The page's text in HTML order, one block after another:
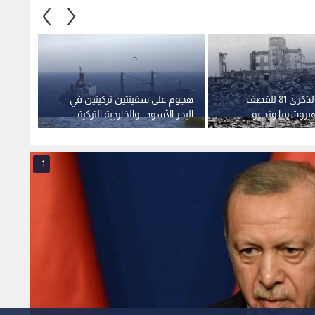
هجوم على سفينتين تركيتين في
البحر الأسود.. والخارجية التركية
تدين
اليابان تحيي الذكرى 81 للقصف
وتدعو
حظر الانتشار
1